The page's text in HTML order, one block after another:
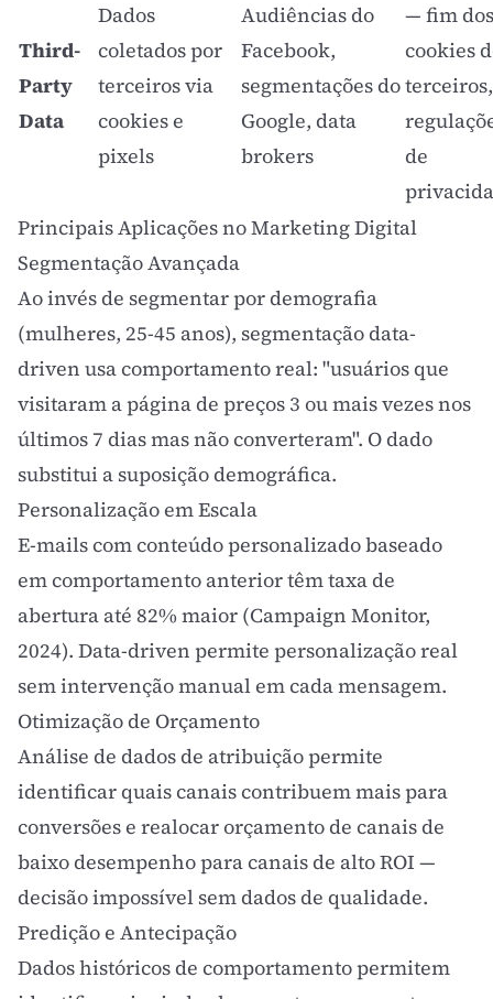
Third-
Party
Data
Dados
coletados por
terceiros via
cookies e
pixels
Audiências do
Facebook,
segmentações do
Google, data
brokers
— fim dos
cookies
terceiros,
de
Principais Aplicações no Marketing Digital
Segmentação Avançada
Ao invés de segmentar por demografia
(mulheres, 25-45 anos), segmentação data-
driven usa comportamento real: "usuários que
visitaram a página de preços 3 ou mais vezes nos
últimos 7 dias mas não converteram". O dado
substitui a suposição demográfica.
Personalização em Escala
E-mails com conteúdo personalizado baseado
em comportamento anterior têm taxa de
abertura até 82% maior (Campaign Monitor,
2024). Data-driven permite personalização real
sem intervenção manual em cada mensagem.
Otimização de Orçamento
Análise de dados de atribuição permite
identificar quais canais contribuem mais para
conversões e realocar orçamento de canais de
baixo desempenho para canais de altoROI —
decisão impossível sem dados de qualidade.
Predição e Antecipação
Dados históricos de comportamento permitem